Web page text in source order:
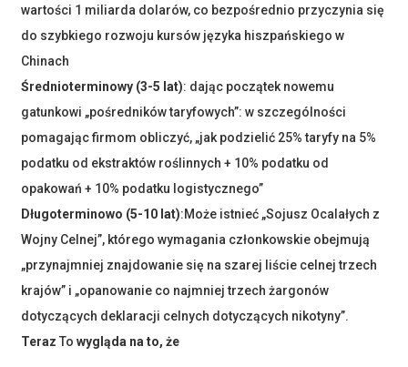
wartości 1 miliarda dolarów, co bezpośrednio przyczynia się
do szybkiego rozwoju kursów języka hiszpańskiego w
Chinach
Średnioterminowy (3-5 lat): dając początek nowemu
gatunkowi „pośredników taryfowych”: w szczególności
pomagając firmom obliczyć, „jak podzielić 25% taryfy na 5%
podatku od ekstraktów roślinnych + 10% podatku od
opakowań + 10% podatku logistycznego”
Długoterminowo (5-10 lat):Może istnieć „Sojusz Ocalałych z
Wojny Celnej”, którego wymagania członkowskie obejmują
„przynajmniej znajdowanie się na szarej liście celnej trzech
krajów” i „opanowanie co najmniej trzech żargonów
dotyczących deklaracji celnych dotyczących nikotyny”.
Teraz To wygląda na to, że